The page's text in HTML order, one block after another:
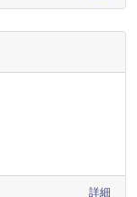
詳細